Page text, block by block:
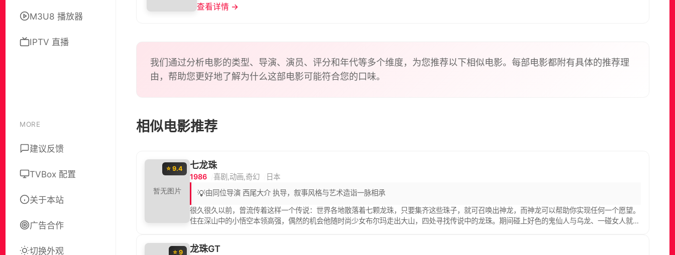
M3U8 播放器
IPTV 直播
MORE
建议反馈
TVBox 配置
关于本站
广告合作
切换外观
札、超级赛亚人、人造人、未来少年、魔人布欧。精彩戏码接连上演，拉开了龙珠Z的宏大篇章…… 本片根据日本漫画家鸟山
查看详情 →
我们通过分析电影的类型、导演、演员、评分和年代等多个维度，为您推荐以下相似电影。每部电影都附有具体的推荐理
由，帮助您更好地了解为什么这部电影可能符合您的口味。
相似电影推荐
⭐ 9.4 七龙珠
1986 喜剧,动画,奇幻 日本
💡由同位导演 西尾大介 执导，叙事风格与艺术造诣一脉相承
很久很久以前，曾流传着这样一个传说：世界各地散落着七颗龙珠，只要集齐这些珠子，就可召唤出神龙，而神龙可以帮助你实现任何一个愿望。
住在深山中的小悟空本领高强，偶然的机会他随时尚少女布尔玛走出大山，四处寻找传说中的龙珠。期间碰上好色的鬼仙人与乌龙、一碰女人就面
与小悟空他们展开了连番激斗…… 根据鸟山明同名漫画改编。
⭐ 9 龙珠GT